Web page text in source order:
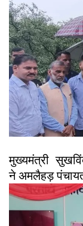
मुख्यमंत्री
ने अमलैहड़